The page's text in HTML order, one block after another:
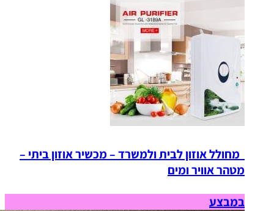
מחולל אוזון לבית ולמשרד – מכשיר אוזון ביתי –
מטהר אוויר ומים
במבצע